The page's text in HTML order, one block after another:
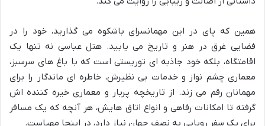
همین که پای در این مهمانسرای باشکوه می گذارید، خود را در
فضایی غرق در هنر و تاریخ می یابید. هتل عباسی نه تنها یک
اقامتگاه، بلکه خود جاذبه ای توریستی است که با باغ های سرسبز،
معماری چشم نواز و خدمات بی نظیرش، خاطره ای ماندگار را برای
مهمانان رقم می زند. از تاریخچه پربار و معماری خیره کننده اش
گرفته تا امکانات رفاهی و انواع اتاق هایش، هر آنچه که یک مسافر
برای یک سفر رویایی به نصف جهان نیاز دارد، در اینجا مهیاست.